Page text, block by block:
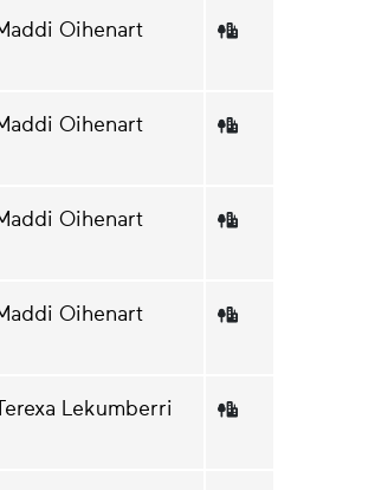
Oihenart
Oihenart
Oihenart
Oihenart
Lekumberri